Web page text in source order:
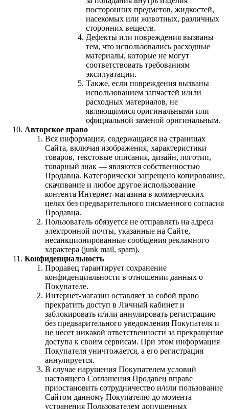
посторонних предметов, жидкостей,
насекомых или животных, различных
сторонних веществ.
Дефекты или повреждения вызваны
тем, что использовались расходные
материалы, которые не могут
соответствовать требованиям
эксплуатации.
Также, если повреждения вызваны
использованием запчастей и/или
расходных материалов, не
являющимися оригинальными или
официальной заменой оригинальным.
Авторское право
Вся информация, содержащаяся на страницах
Сайта, включая изображения, характеристики
товаров, текстовые описания, дизайн, логотип,
товарный знак — являются собственностью
Продавца. Категорически запрещено копирование,
скачивание и любое другое использование
контента Интернет-магазина в коммерческих
целях без предварительного письменного согласия
Продавца.
Пользователь обязуется не отправлять на адреса
электронной почты, указанные на Сайте,
несанкционированные сообщения рекламного
характера (junk mail, spam).
Конфиденциальность
Продавец гарантирует сохранение
конфиденциальности в отношении данных о
Покупателе.
Интернет-магазин оставляет за собой право
прекратить доступ в Личный кабинет и
заблокировать и/или аннулировать регистрацию
без предварительного уведомления Покупателя и
не несет никакой ответственности за прекращение
доступа к своим сервисам. При этом информация
Покупателя уничтожается, а его регистрация
аннулируется.
В случае нарушения Покупателем условий
настоящего Соглашения Продавец вправе
приостановить сотрудничество и/или пользование
Сайтом данному Покупателю до момента
устранения Пользователем допущенных